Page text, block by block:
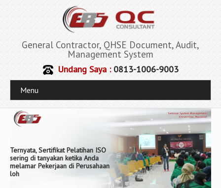
General Contractor, QHSE Document, Audit,
Management System
Undang Saya :0813-1006-9003
Menu
Ternyata, Sertifikat Pelatihan ISO
sering di tanyakan ketika Anda
melamar Pekerjaan di Perusahaan
loh